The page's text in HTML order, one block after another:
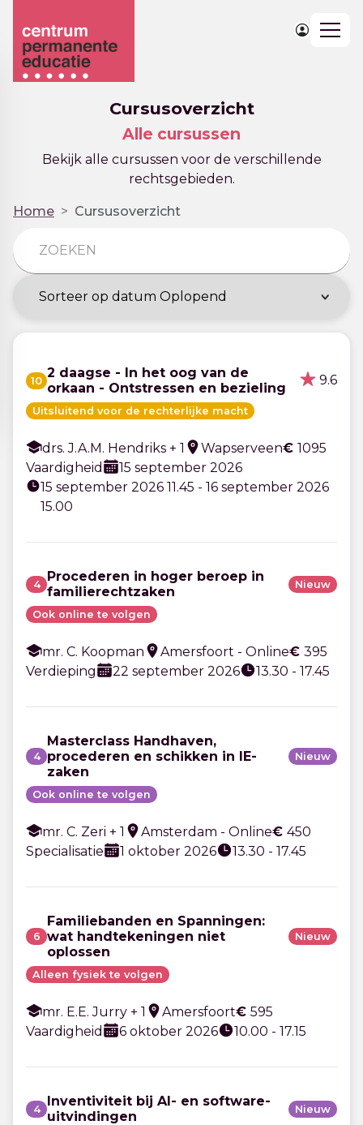
Cursusoverzicht
Alle cursussen
Bekijk alle cursussen voor de verschillende
rechtsgebieden.
Home Cursusoverzicht
10 2 daagse - In het oog van de
orkaan - Ontstressen en bezieling
9.6
Uitsluitend voor de rechterlijke macht
drs. J.A.M. Hendriks + 1 Wapserveen€ 1095
Vaardigheid
15 september 2026
15 september 2026 11.45 - 16 september 2026
15.00
4
Procederen in hoger beroep in
familierechtzaken
Nieuw
Ook online te volgen
mr. C. Koopman Amersfoort - Online€ 395
Verdieping
22 september 2026 13.30 - 17.45
4
Masterclass Handhaven,
procederen en schikken in IE-
zaken
Nieuw
Ook online te volgen
mr. C. Zeri + 1 Amsterdam - Online€ 450
Specialisatie
1 oktober 2026 13.30 - 17.45
6
Familiebanden en Spanningen:
wat handtekeningen niet
oplossen
Nieuw
Alleen fysiek te volgen
mr. E.E. Jurry + 1 Amersfoort€ 595
Vaardigheid
6 oktober 2026 10.00 - 17.15
4
Inventiviteit bij AI- en software-
uitvindingen
Nieuw